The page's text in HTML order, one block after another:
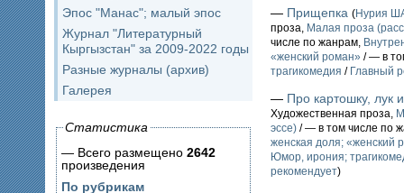
Эпос "Манас"; малый эпос
Журнал "Литературный
Кыргызстан" за 2009-2022 годы
Разные журналы (архив)
Галерея
Статистика
— Всего размещено 2642
произведения
По рубрикам
— Прищепка (Нурия
проза, Малая проза
числе по жанрам,
«женский роман» / — в
трагикомедия / Главный
— Про картошку, лук
Художественная проза,
эссе) / — в том числе по
женская доля; «женский
Юмор, ирония;
рекомендует)